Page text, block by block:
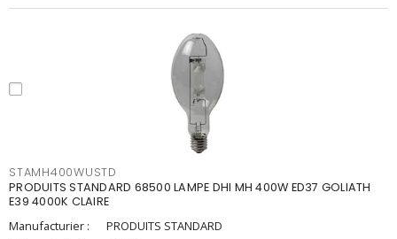
STAMH400WUSTD
PRODUITS STANDARD 68500 LAMPE DHI MH 400W ED37 GOLIATH
E39 4000K CLAIRE
Manufacturier :
PRODUITS STANDARD